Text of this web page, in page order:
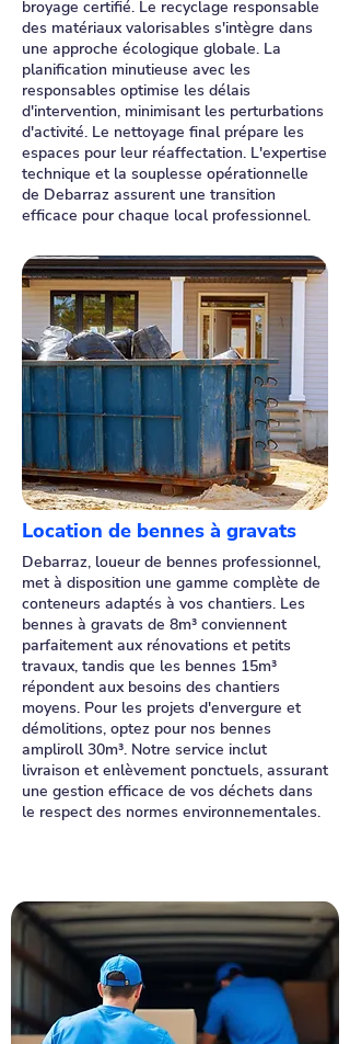
broyage certifié. Le recyclage responsable
des matériaux valorisables s'intègre dans
une approche écologique globale. La
planification minutieuse avec les
responsables optimise les délais
d'intervention, minimisant les perturbations
d'activité. Le nettoyage final prépare les
espaces pour leur réaffectation. L'expertise
technique et la souplesse opérationnelle
de Debarraz assurent une transition
efficace pour chaque local professionnel.
Location de bennes à gravats
Debarraz, loueur de bennes professionnel,
met à disposition une gamme complète de
conteneurs adaptés à vos chantiers. Les
bennes à gravats de 8m³ conviennent
parfaitement aux rénovations et petits
travaux, tandis que les bennes 15m³
répondent aux besoins des chantiers
moyens. Pour les projets d'envergure et
démolitions, optez pour nos bennes
ampliroll 30m³. Notre service inclut
livraison et enlèvement ponctuels, assurant
une gestion efficace de vos déchets dans
le respect des normes environnementales.